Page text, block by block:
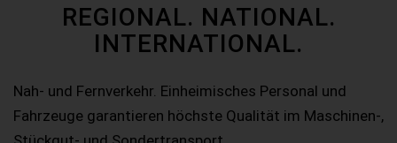
REGIONAL. NATIONAL.
INTERNATIONAL.
Nah- und Fernverkehr. Einheimisches Personal und
Fahrzeuge garantieren höchste Qualität im Maschinen-,